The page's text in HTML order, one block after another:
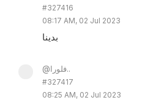
#327416
08:17 AM, 02 Jul 2023
بدينا
@فلورا..
#327417
08:25 AM, 02 Jul 2023